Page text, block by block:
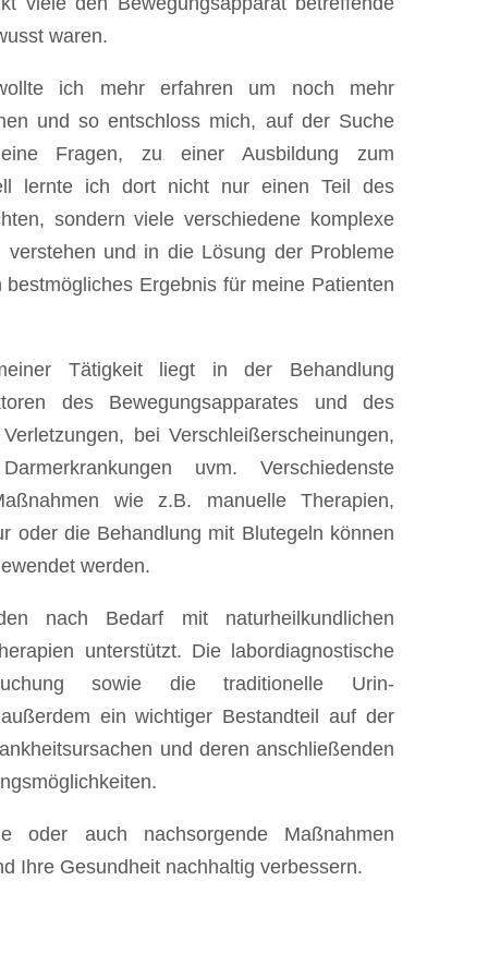
waren.
ich mehr erfahren um noch mehr
und so entschloss mich, auf der Suche
Fragen, zu einer Ausbildung zum
lernte ich dort nicht nur einen Teil des
sondern viele verschiedene komplexe
verstehen und in die Lösung der Probleme
Ergebnis für meine Patienten
Tätigkeit liegt in der Behandlung
des Bewegungsapparates und des
bei Verschleißerscheinungen,
uvm. Verschiedenste
wie z.B. manuelle Therapien,
oder die Behandlung mit Blutegeln können
werden.
nach Bedarf mit naturheilkundlichen
unterstützt. Die labordiagnostische
sowie die traditionelle Urin-
ein wichtiger Bestandteil auf der
und deren anschließenden
oder auch nachsorgende Maßnahmen
Ihre Gesundheit nachhaltig verbessern.